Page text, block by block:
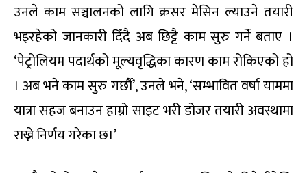
उनले काम सञ्चालनको लागि क्रसर मेसिन ल्याउने तयारी
भइरहेको जानकारी दिँदै अब छिट्टै काम सुरु गर्ने बताए ।
‘पेट्रोलियम पदार्थको मूल्यवृद्धिका कारण काम रोकिएको हो
। अब भने काम सुरु गर्छौं’, उनले भने, ‘सम्भावित वर्षा याममा
यात्रा सहज बनाउन हाम्रो साइट भरी डोजर तयारी अवस्थामा
राख्ने निर्णय गरेका छ।’